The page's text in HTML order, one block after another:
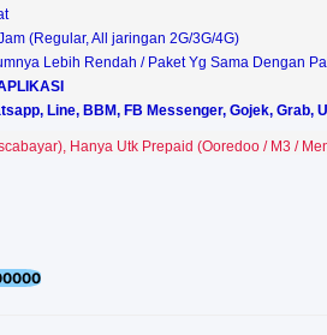
(Regular, All jaringan 2G/3G/4G)
Lebih Rendah / Paket Yg Sama Dengan
Line, BBM, FB Messenger, Gojek, Grab,
Hanya Utk Prepaid (Ooredoo / M3 /